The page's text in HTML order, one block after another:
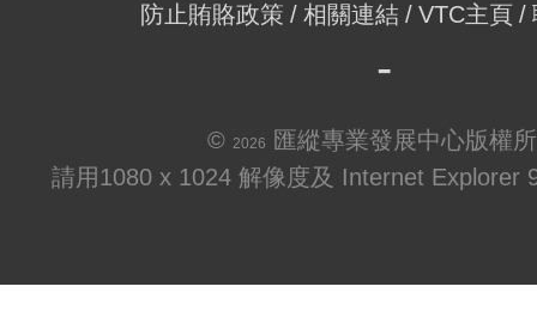
防止賄賂政策
相關連結 VTC主頁
© 2026
匯縱專業發展中心版權
請用1080 x 1024 解像度及 Internet Explorer